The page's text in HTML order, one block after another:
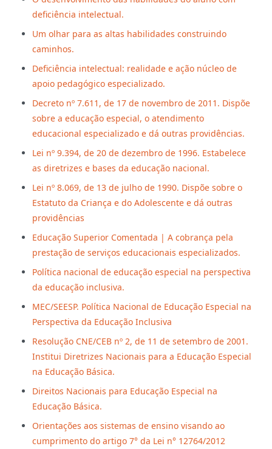
deficiência intelectual.
Um olhar para as altas habilidades construindo
caminhos.
Deficiência intelectual: realidade e ação núcleo de
apoio pedagógico especializado.
Decreto nº 7.611, de 17 de novembro de 2011. Dispõe
sobre a educação especial, o atendimento
educacional especializado e dá outras providências.
Lei nº 9.394, de 20 de dezembro de 1996. Estabelece
as diretrizes e bases da educação nacional.
Lei nº 8.069, de 13 de julho de 1990. Dispõe sobre o
Estatuto da Criança e do Adolescente e dá outras
providências
Educação Superior Comentada | A cobrança pela
prestação de serviços educacionais especializados.
Política nacional de educação especial na perspectiva
da educação inclusiva.
MEC/SEESP. Política Nacional de Educação Especial na
Perspectiva da Educação Inclusiva
Resolução CNE/CEB nº 2, de 11 de setembro de 2001.
Institui Diretrizes Nacionais para a Educação Especial
na Educação Básica.
Direitos Nacionais para Educação Especial na
Educação Básica.
Orientações aos sistemas de ensino visando ao
cumprimento do artigo 7° da Lei n° 12764/2012